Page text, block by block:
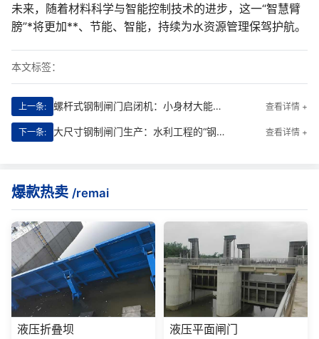
未来，随着材料科学与智能控制技术的进步，这一“智慧臂
膀”*将更加**、节能、智能，持续为水资源管理保驾护航。
本文标签：
上一条: 螺杆式钢制闸门启闭机：小身材大能量的水利“守护者” 查看详情 +
下一条: 大尺寸钢制闸门生产：水利工程的“钢铁卫士” 查看详情 +
爆款热卖 /remai
液压折叠坝 液压平面闸门